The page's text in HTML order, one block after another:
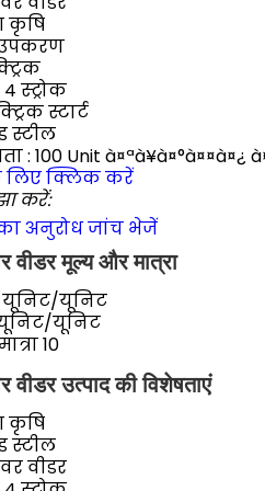
कृषि
4 स्ट्रोक
स्टार्ट
स्टील
: 100 Unit à¤ªà¥à¤°à¤¤à¤¿
क्लिक करें
करें:
अनुरोधजांच भेजें
वीडर मूल्य और मात्रा
यूनिट/यूनिट
यूनिट
10
वीडर उत्पाद की विशेषताएं
कृषि
स्टील
वीडर